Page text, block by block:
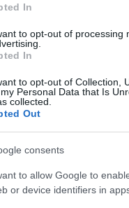
In
to opt-out of processing
In
to opt-out of Collection,
Personal Data that Is
collected.
Out
consents
to allow Google to
or device identifiers in